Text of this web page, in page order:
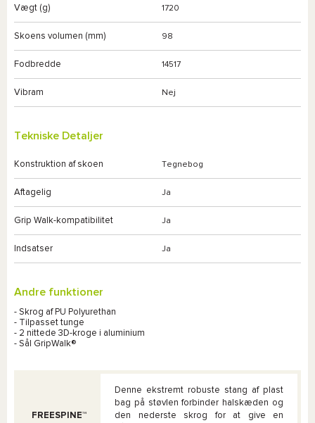
Vægt (g) 1720
Skoens volumen (mm) 98
Fodbredde 14517
Vibram Nej
Tekniske Detaljer
Konstruktion af skoen Tegnebog
Aftagelig Ja
Grip Walk-kompatibilitet Ja
Indsatser Ja
Andre funktioner
- Skrog af PU Polyurethan
- Tilpasset tunge
- 2 nittede 3D-kroge i aluminium
- Sål GripWalk®
FREESPINE™
Denne ekstremt robuste stang af plast
bag på støvlen forbinder halskæden og
den nederste skrog for at give en